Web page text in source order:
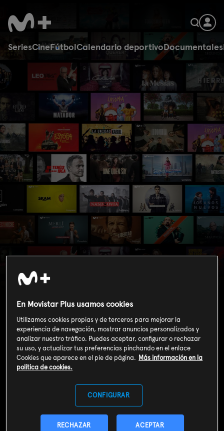
SeriesCineFútbolCalendario deportivoDocumentales
9-1-1 (T9): Ep.1
Comerse a los ricos
En Movistar Plus usamos cookies
Utilizamos cookies propias y de terceros para mejorar la
experiencia de navegación, mostrar anuncios personalizados y
analizar nuestro tráfico. Puedes aceptar, configurar o rechazar
su uso, y actualizar tus preferencias pinchando en el enlace
Cookies que aparece en el pie de página. Más información en la
política de cookies.
CONFIGURAR
RECHAZAR ACEPTAR